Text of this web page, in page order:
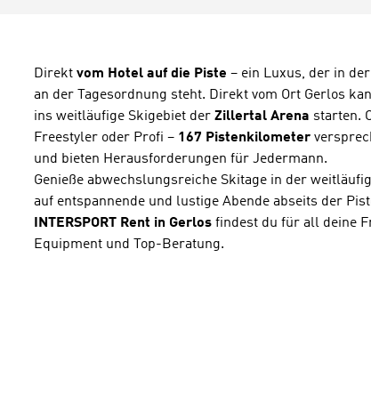
Direkt vom Hotel auf die Piste – ein Luxus, der in
an der Tagesordnung steht. Direkt vom Ort Gerlos
ins weitläufige Skigebiet der Zillertal Arena starten.
Freestyler oder Profi – 167 Pistenkilometer
und bieten Herausforderungen für Jedermann.
Genieße abwechslungsreiche Skitage in der
auf entspannende und lustige Abende abseits der
INTERSPORT Rent in Gerlos findest du für all deine
Equipment und Top-Beratung.